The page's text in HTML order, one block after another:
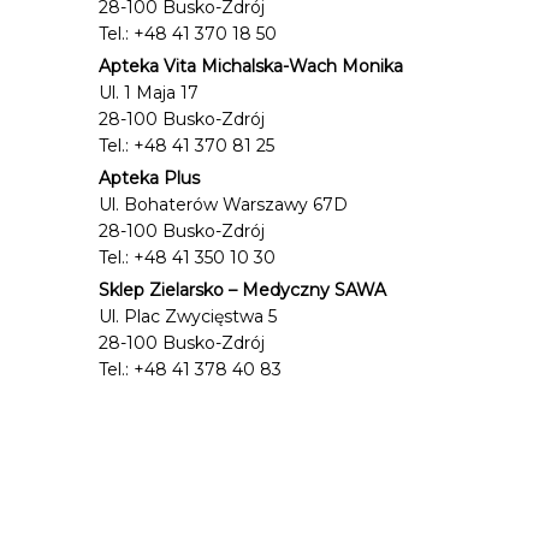
28-100 Busko-Zdrój
Tel.: +48 41 370 18 50
Apteka Vita Michalska-Wach Monika
Ul. 1 Maja 17
28-100 Busko-Zdrój
Tel.: +48 41 370 81 25
Apteka Plus
Ul. Bohaterów Warszawy 67D
28-100 Busko-Zdrój
Tel.: +48 41 350 10 30
Sklep Zielarsko – Medyczny SAWA
Ul. Plac Zwycięstwa 5
28-100 Busko-Zdrój
Tel.: +48 41 378 40 83